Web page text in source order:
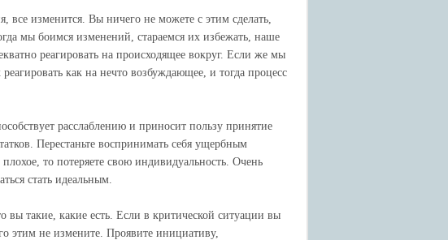
все изменится. Вы ничего не можете с этим сделать,
мы боимся изменений, стараемся их избежать, наше
реагировать на происходящее вокруг. Если же мы
как на нечто возбуждающее, и тогда процесс
расслаблению и приносит пользу принятие
Перестаньте воспринимать себя ущербным
то потеряете свою индивидуальность. Очень
стать идеальным.
такие, какие есть. Если в критической ситуации вы
этим не измените. Проявите инициативу,